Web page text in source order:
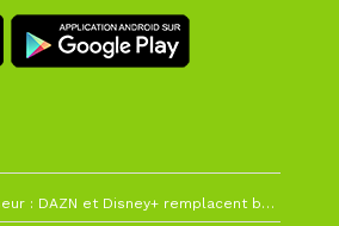
La Liga change de diffuseur : DAZN et Disney+ remplacent beIN Sports !